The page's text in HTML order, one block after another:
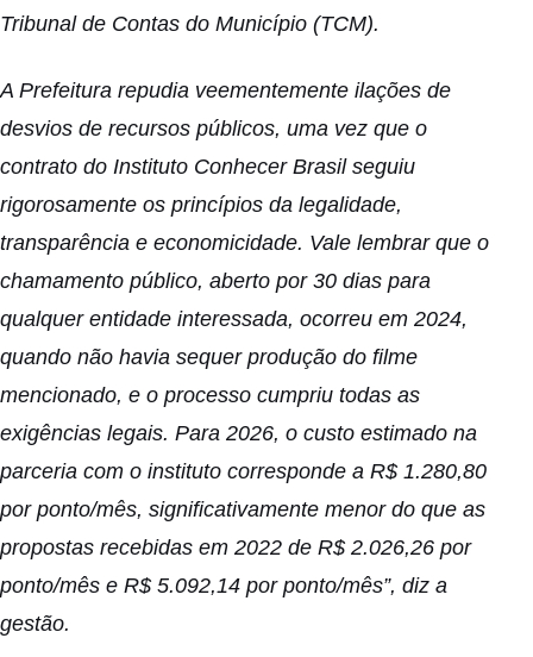
Tribunal de Contas do Município (TCM).
A Prefeitura repudia veementemente ilações de
desvios de recursos públicos, uma vez que o
contrato do Instituto Conhecer Brasil seguiu
rigorosamente os princípios da legalidade,
transparência e economicidade. Vale lembrar que o
chamamento público, aberto por 30 dias para
qualquer entidade interessada, ocorreu em 2024,
quando não havia sequer produção do filme
mencionado, e o processo cumpriu todas as
exigências legais. Para 2026, o custo estimado na
parceria com o instituto corresponde a R$ 1.280,80
por ponto/mês, significativamente menor do que as
propostas recebidas em 2022 de R$ 2.026,26 por
ponto/mês e R$ 5.092,14 por ponto/mês”, diz a
gestão.